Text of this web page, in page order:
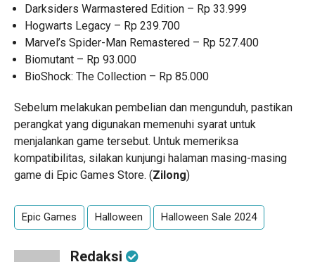
Darksiders Warmastered Edition – Rp 33.999
Hogwarts Legacy – Rp 239.700
Marvel’s Spider-Man Remastered – Rp 527.400
Biomutant – Rp 93.000
BioShock: The Collection – Rp 85.000
Sebelum melakukan pembelian dan mengunduh, pastikan
perangkat yang digunakan memenuhi syarat untuk
menjalankan game tersebut. Untuk memeriksa
kompatibilitas, silakan kunjungi halaman masing-masing
game di Epic Games Store. (Zilong)
Epic Games Halloween Halloween Sale 2024
Redaksi